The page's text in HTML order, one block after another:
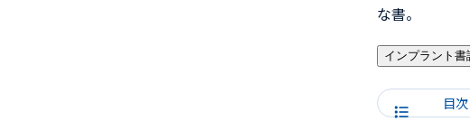
な書。
インプラント書
目次